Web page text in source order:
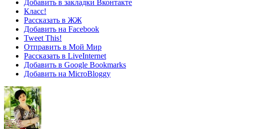
Добавить в закладки Вконтакте
Класс!
Рассказать в ЖЖ
Добавить на Facebook
Tweet This!
Отправить в Мой Мир
Рассказать в LiveInternet
Добавить в Google Bookmarks
Добавить на MicroBloggy